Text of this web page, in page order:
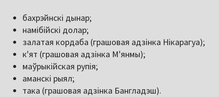
бахрэйнскі дынар;
намібійскі долар;
залатая кордаба (грашовая адзінка Нікарагуа);
к'ят (грашовая адзінка М'янмы);
маўрыкійская рупія;
аманскі рыял;
така (грашовая адзінка Бангладэш).